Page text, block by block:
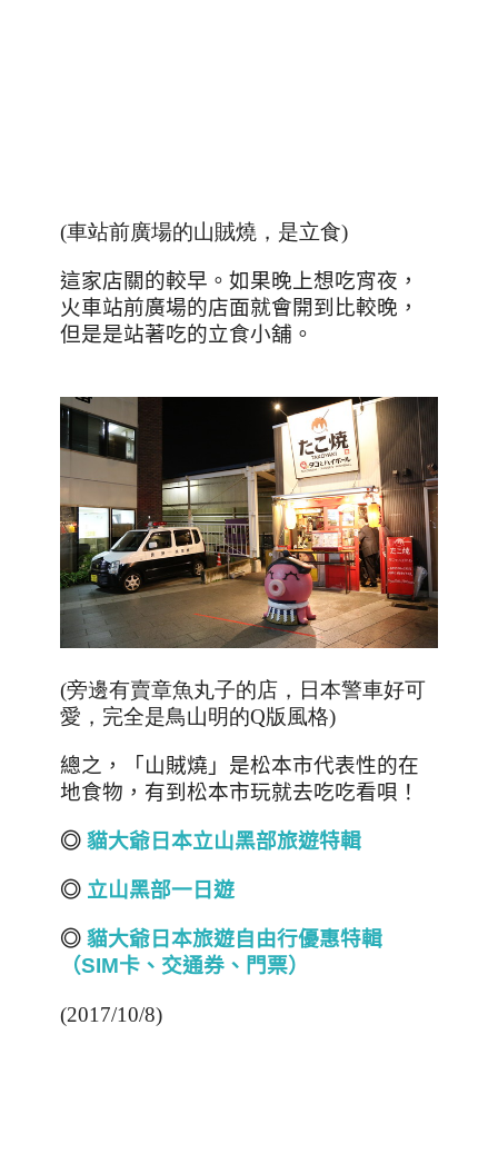
(車站前廣場的山賊燒，是立食)
這家店關的較早。如果晚上想吃宵夜，
火車站前廣場的店面就會開到比較晚，
但是是站著吃的立食小舖。
(旁邊有賣章魚丸子的店，日本警車好可
愛，完全是鳥山明的Q版風格)
總之，「山賊燒」是松本市代表性的在
地食物，有到松本市玩就去吃吃看唄！
◎ 貓大爺日本立山黑部旅遊特輯
◎ 立山黑部一日遊
◎ 貓大爺日本旅遊自由行優惠特輯
（SIM卡、交通券、門票）
(2017/10/8)